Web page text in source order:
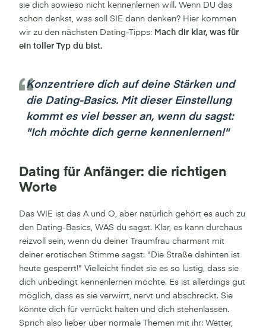
sie dich sowieso nicht kennenlernen will. Wenn DU das
schon denkst, was soll SIE dann denken? Hier kommen
wir zu den nächsten Dating-Tipps: Mach dir klar, was für
ein toller Typ du bist.
Konzentriere dich auf deine Stärken und
die Dating-Basics. Mit dieser Einstellung
kommt es viel besser an, wenn du sagst:
"Ich möchte dich gerne kennenlernen!"
Dating für Anfänger: die richtigen
Worte
Das WIE ist das A und O, aber natürlich gehört es auch zu
den Dating-Basics, WAS du sagst. Klar, es kann durchaus
reizvoll sein, wenn du deiner Traumfrau charmant mit
deiner erotischen Stimme sagst: "Die Straße dahinten ist
heute gesperrt!" Vielleicht findet sie es so lustig, dass sie
dich unbedingt kennenlernen möchte. Es ist allerdings gut
möglich, dass es sie verwirrt, nervt und abschreckt. Sie
könnte dich für verrückt halten und dich stehenlassen.
Sprich also lieber über normale Themen mit ihr: Wetter,